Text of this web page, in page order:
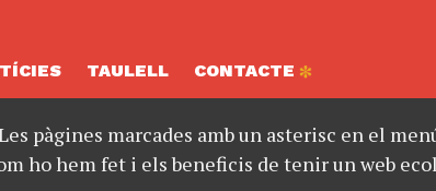
TAULELL CONTACTE
pàgines marcades amb un asterisc en el
ho hem fet i els beneficis de tenir un web